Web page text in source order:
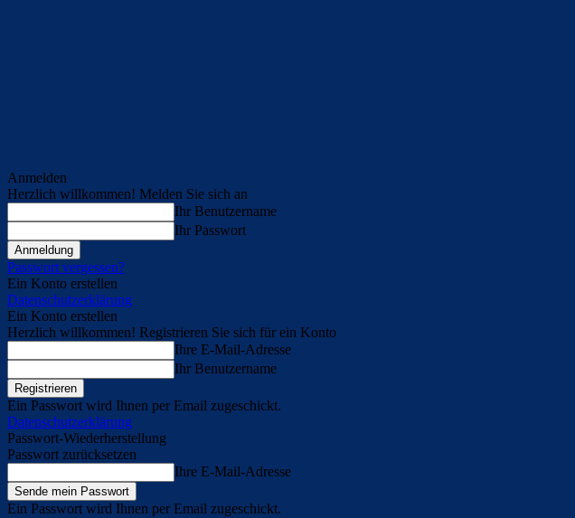
Anmelden
Herzlich willkommen! Melden Sie sich an
Ihr Benutzername
Ihr Passwort
Passwort vergessen?
Ein Konto erstellen
Datenschutzerklärung
Ein Konto erstellen
Herzlich willkommen! Registrieren Sie sich für ein Konto
Ihre E-Mail-Adresse
Ihr Benutzername
Ein Passwort wird Ihnen per Email zugeschickt.
Datenschutzerklärung
Passwort-Wiederherstellung
Passwort zurücksetzen
Ihre E-Mail-Adresse
Ein Passwort wird Ihnen per Email zugeschickt.